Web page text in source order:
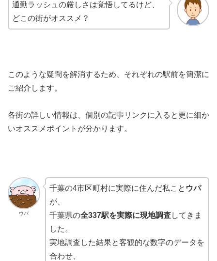
通勤ラッシュの厳しさは覚悟してるけど、
どこの街がオススメ？
このような疑問を解消するため、それぞれの駅前を簡潔に
ご紹介します。
各街の詳しい情報は、個別の記事リンクに入ると更に細か
いオススメポイントが分かります。
ウパ
千葉の4市区町村に実際に住んだ私こと ウパ
が、
千葉県の全337駅を実際に現地調査してきま
した。
実地調査した結果と客観的な数字のデータを
合わせ、